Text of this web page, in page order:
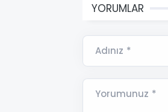
YORUMLAR
Adınız *
Yorumunuz *